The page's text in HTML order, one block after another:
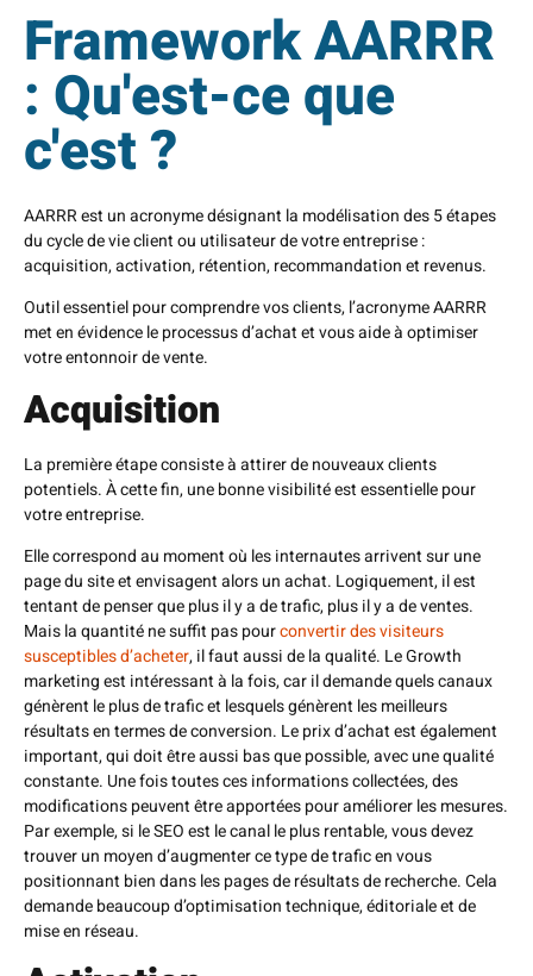
Framework AARRR
: Qu'est-ce que
c'est ?
AARRR est un acronyme désignant la modélisation des 5 étapes
du cycle de vie client ou utilisateur de votre entreprise :
acquisition, activation, rétention, recommandation et revenus.
Outil essentiel pour comprendre vos clients, l’acronyme AARRR
met en évidence le processus d’achat et vous aide à optimiser
votre entonnoir de vente.
Acquisition
La première étape consiste à attirer de nouveaux clients
potentiels. À cette fin, une bonne visibilité est essentielle pour
votre entreprise.
Elle correspond au moment où les internautes arrivent sur une
page du site et envisagent alors un achat. Logiquement, il est
tentant de penser que plus il y a de trafic, plus il y a de ventes.
Mais la quantité ne suffit pas pourconvertir des visiteurs
susceptibles d’acheter, il faut aussi de la qualité. Le Growth
marketing est intéressant à la fois, car il demande quels canaux
génèrent le plus de trafic et lesquels génèrent les meilleurs
résultats en termes de conversion. Le prix d’achat est également
important, qui doit être aussi bas que possible, avec une qualité
constante. Une fois toutes ces informations collectées, des
modifications peuvent être apportées pour améliorer les mesures.
Par exemple, si le SEO est le canal le plus rentable, vous devez
trouver un moyen d’augmenter ce type de trafic en vous
positionnant bien dans les pages de résultats de recherche. Cela
demande beaucoup d’optimisation technique, éditoriale et de
mise en réseau.